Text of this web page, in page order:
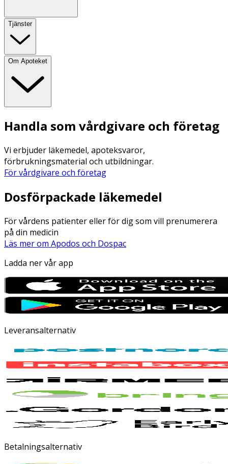
Tjänster
Om Apoteket
Handla som vårdgivare och företag
Vi erbjuder läkemedel, apoteksvaror,
förbrukningsmaterial och utbildningar.
För vårdgivare och företag
Dosförpackade läkemedel
För vårdens patienter eller för dig som vill prenumerera
på din medicin
Läs mer om Apodos och Dospac
Ladda ner vår app
Leveransalternativ
Betalningsalternativ